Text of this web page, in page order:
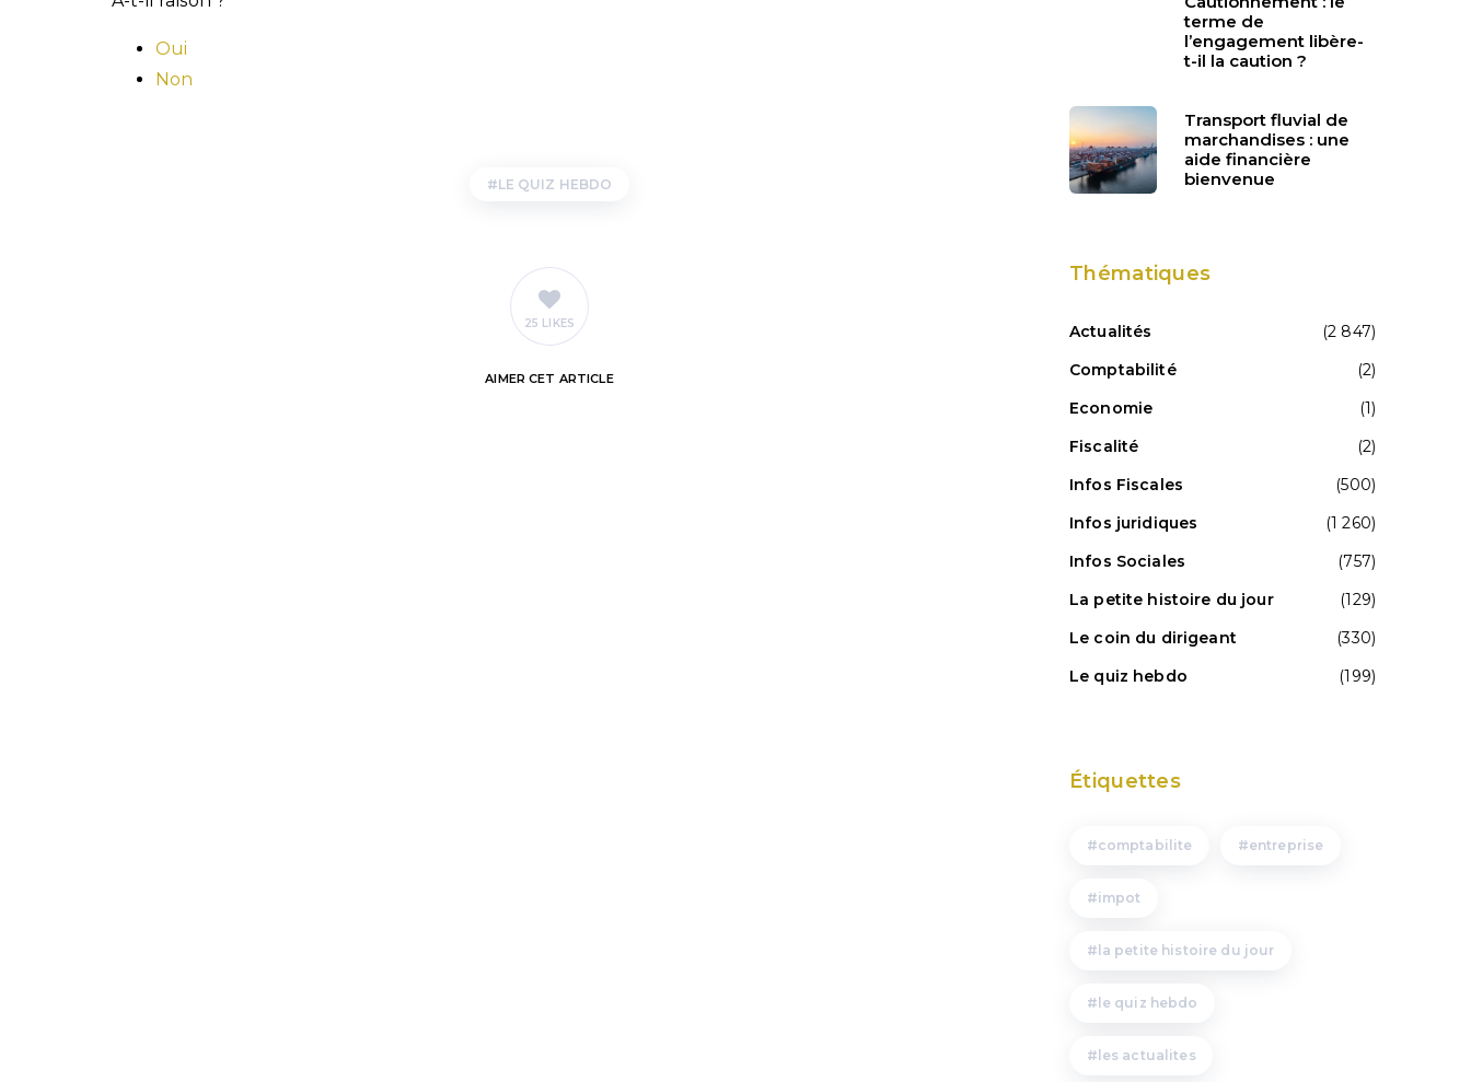
Oui
Non
LE QUIZ HEBDO
25 LIKES
AIMER CET ARTICLE
terme de
l’engagement libère-
t-il la caution ?
Transport fluvial de
marchandises : une
aide financière
bienvenue
Thématiques
Actualités
(2 847)
Comptabilité
(2)
Economie
(1)
Fiscalité
(2)
Infos Fiscales
(500)
Infos juridiques
(1 260)
Infos Sociales
(757)
La petite histoire du jour
(129)
Le coin du dirigeant
(330)
Le quiz hebdo
(199)
Étiquettes
comptabilite entreprise
impot
la petite histoire du jour
le quiz hebdo
les actualites